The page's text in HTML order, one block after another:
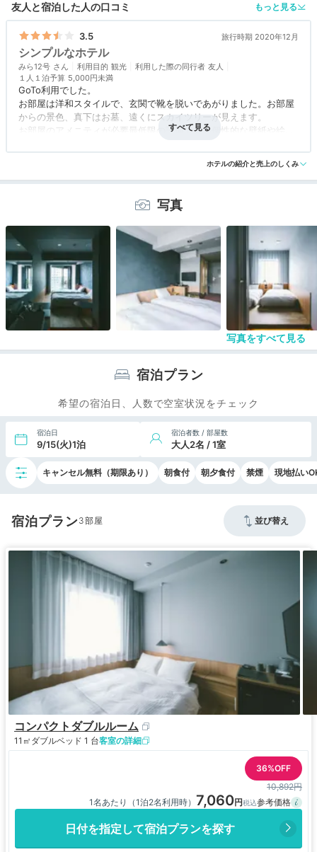
ご飯やパン、具材にドレッシングまで自由自在♪自分好み
の朝食
ツインからファミリーまで幅広く対応。シンプルさが心
地よい客室
友人と宿泊した人の口コミ もっと見る
3.5 旅行時期 2020年12月
シンプルなホテル
みら12号 利用目的 観光 利用した際の同行者 友人
１人１泊予算 5,000円未満
GoTo利用でした。
お部屋は洋和スタイルで、玄関で靴を脱いであがりました。お部屋
からの景色、真下はお墓、遠くにスカイツリーが見えます。
お部屋のアメニティが必要最低限の設備です。個性的な壁紙や絵画
電気ケトルだけはあったので沸かし、蓋を開けて加湿器の代用とさ
せてもらいました。
部屋には、紅茶と緑茶しかなくコーヒーがあればうれしかったで
１階カフェ利用時に宿泊者向けの10％オフ割引券があるようです
（ですが、今回は頂けませんでした。）
朝食は混雑していたので、他でいただきました。
アクセス 5.0 コスパ 5.0 客室 評価なし 接客対応 評価なし
バリアフリー 評価なし
ホテルの紹介と売上のしくみ
写真
写真をすべて見る
宿泊プラン
希望の宿泊日、人数で空室状況をチェック
宿泊日
9/15(火)1泊
宿泊者数 / 部屋数
大人2名 / 1室
キャンセル無料（期限あり） 朝食付 朝夕食付 禁煙 現地払い
宿泊プラン3 並び替え
コンパクトダブルルーム
11㎡ ダブルベッド 1 台客室の詳細
36%OFF
10,892円
1名あたり（1泊2名利用時） 7,060
日付を指定して宿泊プランを探す